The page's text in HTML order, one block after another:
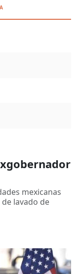
mexicanas
lavado de